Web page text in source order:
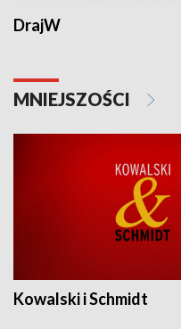
DrajW
MNIEJSZOŚCI
Kowalski i Schmidt